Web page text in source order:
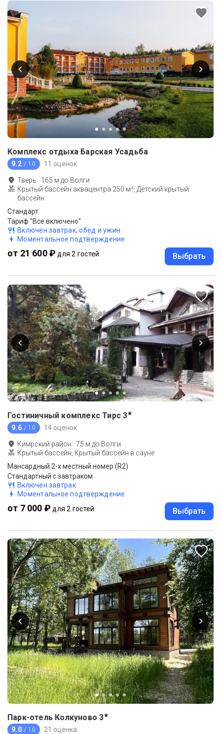
Комплекс отдыха Барская Усадьба
9.2 / 10 11 оценок
Тверь · 165 м до Волги
Крытый бассейн аквацентра 250 м², Детский крытый
бассейн
Стандарт
Тариф "Все включено"
Включен завтрак, обед и ужин
Моментальное подтверждение
от 21 600 ₽ для 2 гостей Выбрать
Гостиничный комплекс Тирс 3★
9.6 / 10 14 оценок
Кимрский район ·75 м до Волги
Крытый бассейн, Крытый бассейн в сауне
Мансардный 2-х местный номер (R2)
Стандартный с завтраком
Включен завтрак
Моментальное подтверждение
от 7 000 ₽ для 2 гостей Выбрать
Парк-отель Колкуново 3★
9.0 / 10 21 оценка